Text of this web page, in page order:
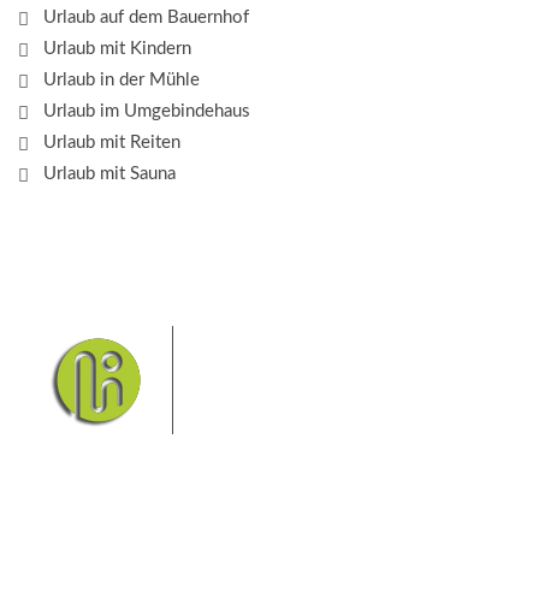
Urlaub auf dem Bauernhof
Urlaub mit Kindern
Urlaub in der Mühle
Urlaub im Umgebindehaus
Urlaub mit Reiten
Urlaub mit Sauna